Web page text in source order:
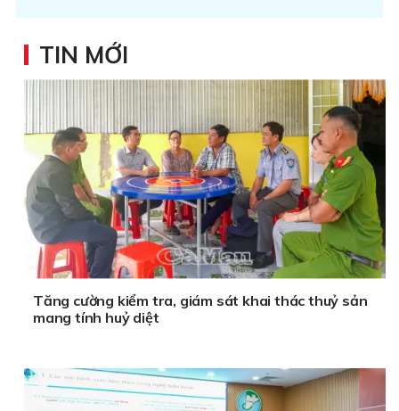
TIN MỚI
Tăng cường kiểm tra, giám sát khai thác thuỷ sản
mang tính huỷ diệt